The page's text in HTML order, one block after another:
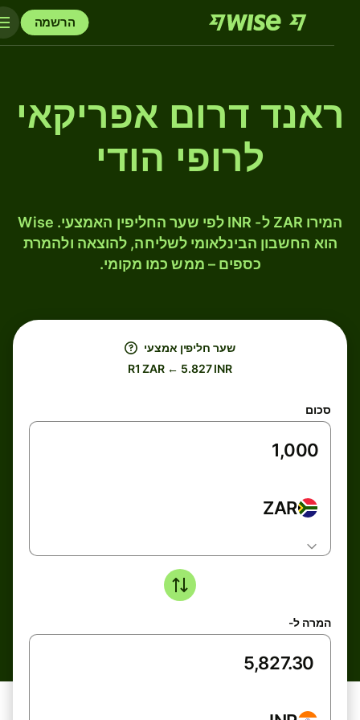
הרשמה
ראנד דרום אפריקאי
לרופי הודי
המירו ZAR ל- INR לפי שער החליפין האמצעי. Wise
הוא החשבון הבינלאומי לשליחה, להוצאה ולהמרת
כספים – ממש כמו מקומי.
שער חליפין אמצעי
R1 ZAR ← 5.827 INR
סכום
ZAR
המרה ל-